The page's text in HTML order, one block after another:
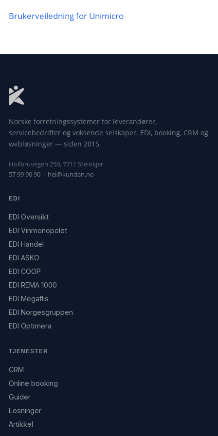
Brukerveiledning for Unimicro
Norske forretningssystemer for leverandører,
servicebedrifter og voksende selskaper. EDI, booking, CRM og
webløsninger — siden 2015.
Hollbruvegen 250, 7711 Steinkjer
57 99 90 90 · hei@kundan.no
EDI
EDI Oversikt
EDI Vinmonopolet
EDI Handel
EDI ASKO
EDI COOP
EDI REMA 1000
EDI Megaflis
EDI Norgesgruppen
EDI Optimera
TJENESTER
CRM
Online booking
Guider
Losninger
Artikkel